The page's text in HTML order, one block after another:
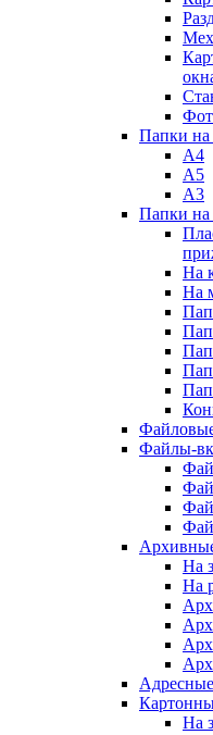
Папки на
А4
А5
А3
Папки на
На
На
Файлы-
На
На
На